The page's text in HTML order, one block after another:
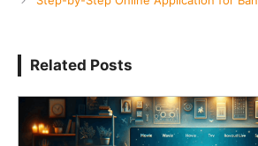
Related Posts